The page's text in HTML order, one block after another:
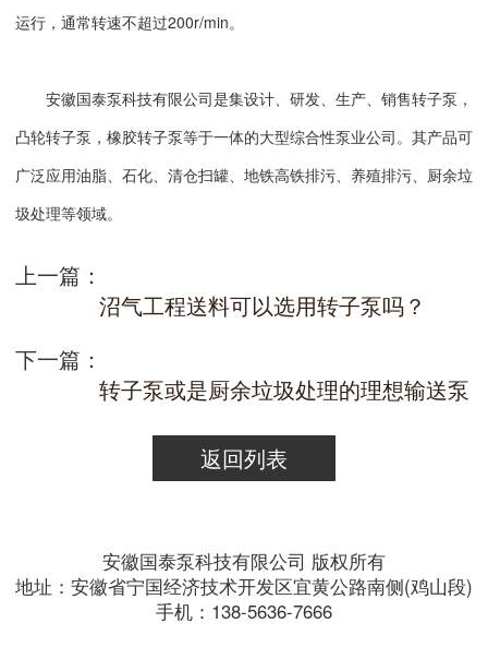
运行，通常转速不超过200r/min。
安徽国泰泵科技有限公司是集设计、研发、生产、销售转子泵，
凸轮转子泵，橡胶转子泵等于一体的大型综合性泵业公司。其产品可
广泛应用油脂、石化、清仓扫罐、地铁高铁排污、养殖排污、厨余垃
圾处理等领域。
上一篇：
沼气工程送料可以选用转子泵吗？
下一篇：
转子泵或是厨余垃圾处理的理想输送泵
返回列表
安徽国泰泵科技有限公司 版权所有
地址：安徽省宁国经济技术开发区宜黄公路南侧(鸡山段)
手机：138-5636-7666